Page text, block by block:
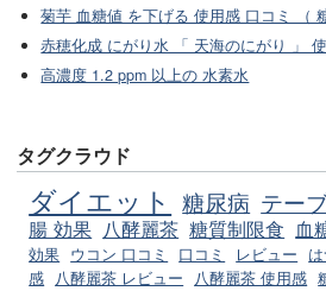
菊芋 血糖値 を下げる 使用感 口コミ （
赤穂化成 にがり水 「 天海のにがり 」
高濃度 1.2 ppm 以上の 水素水
タグクラウド
ダイエット 糖尿病 テー
腸 効果 八酵麗茶 糖質制限食 血
効果 ウコン 口コミ 口コミ レビュー
感 八酵麗茶 レビュー 八酵麗茶 使用感